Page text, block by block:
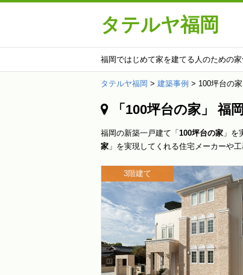
タテルヤ福岡
福岡ではじめて家を建てる人のための
タテルヤ福岡 > 建築事例 > 100坪台の家
「100坪台の家」 福
福岡の新築一戸建て「 100坪台の家 」を
家 」を実現してくれる住宅メーカーや
3階建て